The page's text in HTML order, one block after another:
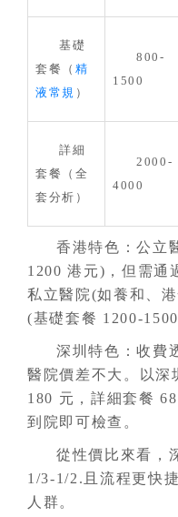
基礎
套餐（精
液常規 ）
800-
1500
詳細
套餐（全
套分析）
2000-
4000
香港特色：公立
1200 港元)，但需通
私立醫院(如養和、
(基礎套餐 1200-
深圳特色：收費
醫院價差不大。以深
180 元，詳細套餐
到院即可檢查。
從性價比來看，
1/3-1/2.且流程更快
人群。